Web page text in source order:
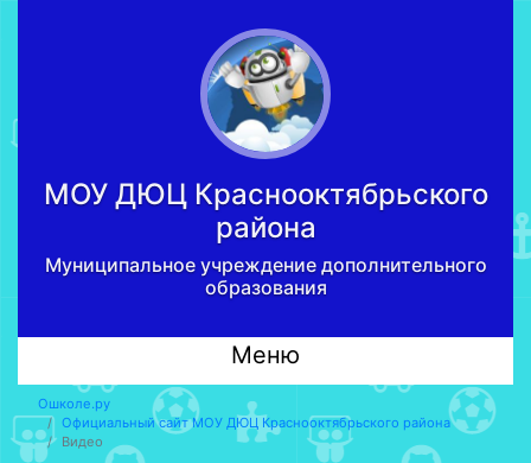
МОУ ДЮЦ Краcнооктябрьского
района
Муниципальное учреждение дополнительного
образования
Меню
Ошколе.ру
Официальный сайт МОУ ДЮЦ Краcнооктябрьского района
Видео